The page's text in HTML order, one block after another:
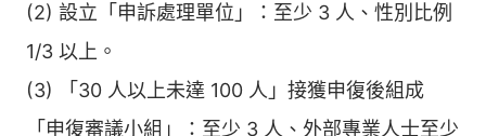
(2) 設立「申訴處理單位」：至少 3 人、性別比例
1/3 以上。
(3) 「30 人以上未達 100 人」接獲申復後組成
「申復審議小組」：至少 3 人、外部專業人士至少